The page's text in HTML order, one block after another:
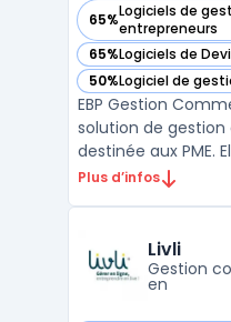
65%Logiciels de
entrepreneurs
— voir EBP Gestion
65%Logiciels de
— voir EBP Gestion
50%Logiciel de
— voir EBP Gestion
EBP Gestion
solution de
destinée aux PME.
efficacement les
Customer
gérer les relations
Plus d’infos
Livli
Gestion
en